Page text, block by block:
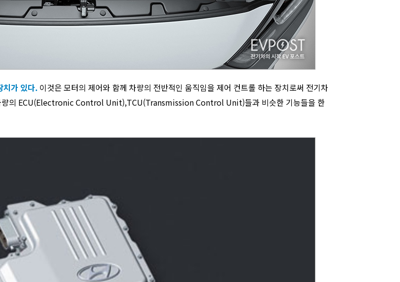
가 있다. 이것은 모터의 제어와 함께 차량의 전반적인 움직임을 제어 컨트롤 하는 장치로써 전기차
량의 ECU(Electronic Control Unit),TCU(Transmission Control Unit)들과 비슷한 기능들을 한